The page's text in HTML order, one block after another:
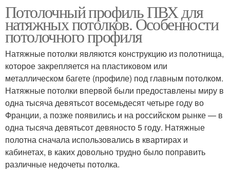
Потолочный профиль ПВХ для
натяжных потолков. Особенности
потолочного профиля
Натяжные потолки являются конструкцию из полотнища,
которое закрепляется на пластиковом или
металлическом багете (профиле) под главным потолком.
Натяжные потолки впервой были предоставлены миру в
одна тысяча девятьсот восемьдесят четыре году во
Франции, а позже появились и на российском рынке — в
одна тысяча девятьсот девяносто 5 году. Натяжные
полотна сначала использовались в квартирах и
кабинетах, в каких довольно трудно было поправить
различные недочеты потолка.